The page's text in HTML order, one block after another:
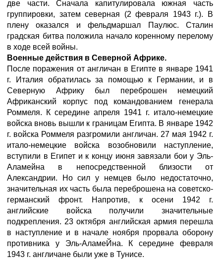
две части. Сначала капитулировала южная часть
группировки, затем северная (2 февраля 1943 г.). В
плену оказался и фельдмаршал Паулюс. Сталин
градская битва положила начало коренному перелому
в ходе всей войны.
Военные действия в Северной Африке.
После поражения от англичан в Египте в январе 1941
г. Италия обратилась за помощью к Германии, и в
Северную Африку был переброшен немецкий
Африканский корпус под командованием генерала
Роммеля. К середине апреля 1941 г. итало-немецкие
войска вновь вышли к границам Египта. В январе 1942
г. войска Роммеля разгромили англичан. 27 мая 1942 г.
итало-немецкие войска возобновили наступление,
вступили в Египет и к концу июня завязали бои у Эль-
Аламейна в непосредственной близости от
Александрии. Но сил у немцев было недостаточно,
значительная их часть была переброшена на советско-
германский фронт. Напротив, к осени 1942 г.
английские войска получили значительные
подкрепления. 23 октября английская армия перешла
в наступление и в начале ноября прорвала оборону
противника у Эль-АламеЙна. К середине февраля
1943 г. англичане были уже в Тунисе.